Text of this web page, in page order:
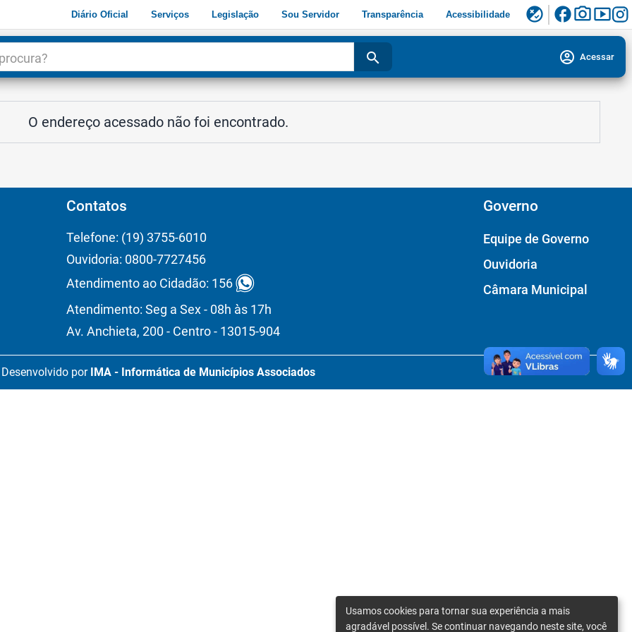
Diário Oficial Serviços Legislação Sou Servidor Transparência Acessibilidade flaky facebookphoto_camerasmart_display
search account_circle Acessar
O endereço acessado não foi encontrado.
Contatos
Telefone: (19) 3755-6010
Ouvidoria: 0800-7727456
Atendimento ao Cidadão: 156
Atendimento: Seg a Sex - 08h às 17h
Av. Anchieta, 200 - Centro - 13015-904
Governo
Equipe de Governo
Ouvidoria
Câmara Municipal
Desenvolvido por IMA - Informática de Municípios Associados
Usamos cookies para tornar sua experiência a mais
agradável possível. Se continuar navegando neste site, você